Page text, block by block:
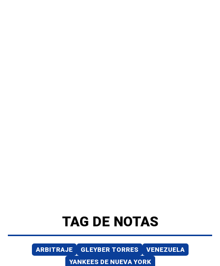
TAG DE NOTAS
ARBITRAJE GLEYBER TORRES
VENEZUELA
YANKEES DE NUEVA YORK